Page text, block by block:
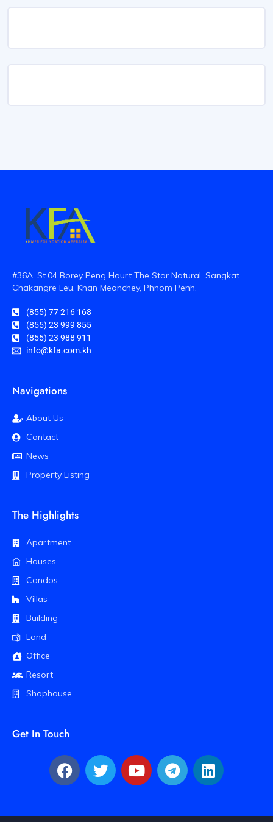
#36A, St.04 Borey Peng Hourt The Star Natural. Sangkat
Chakangre Leu, Khan Meanchey, Phnom Penh.
(855) 77 216 168
(855) 23 999 855
(855) 23 988 911
info@kfa.com.kh
Navigations
About Us
Contact
News
Property Listing
The Highlights
Apartment
Houses
Condos
Villas
Building
Land
Office
Resort
Shophouse
Get In Touch